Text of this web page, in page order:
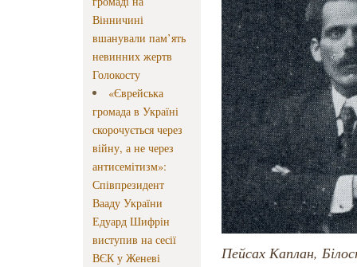
Вінничині
вшанували пам’ять
невинних жертв
Голокосту
«Єврейська
громада в Україні
скорочується через
війну, а не через
антисемітизм»:
Співпрезидент
Вааду України
Едуард Шифрін
виступив на сесії
ВЄК у Женеві
Пейсах Каплан,